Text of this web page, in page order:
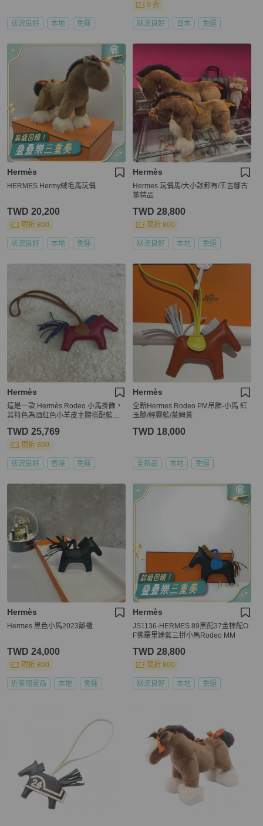
狀況良好 本地 免運
9 折
狀況良好 日本 免運
Hermès
HERMES Hermy絨毛馬玩偶
TWD 20,200
現折 800
狀況良好 本地 免運
Hermès
Hermes 玩偶馬/大小款都有/王吉娜古
董精品
TWD 28,800
現折 800
狀況良好 本地 免運
Hermès
這是一款 Hermès Rodeo 小馬掛飾，
其特色為酒紅色小羊皮主體搭配藍色
TWD 25,769
現折 800
狀況良好 香港 免運
Hermès
全新Hermes Rodeo PM吊飾-小馬 紅
玉髓/輕霧藍/萊姆黃
TWD 18,000
全新品 本地 免運
Hermès
Hermes 黑色小馬2023離櫃
TWD 24,000
現折 800
近新閒置品 本地 免運
Hermès
JS1136-HERMES 89黑配37金棕配O
F佛羅里達藍三拼小馬Rodeo MM
TWD 28,800
現折 800
狀況良好 本地 免運